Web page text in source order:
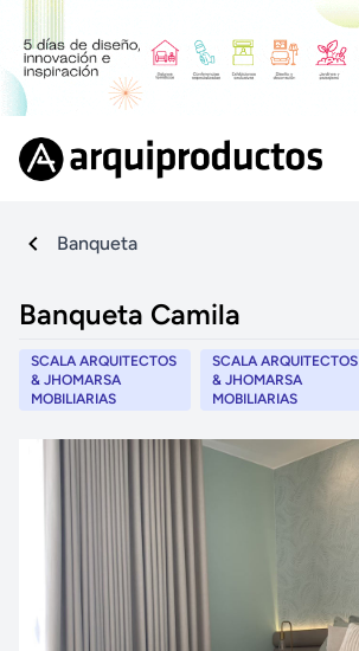
Banqueta
Banqueta Camila
SCALA ARQUITECTOS
& JHOMARSA
MOBILIARIAS
SCALA ARQUITECTOS
& JHOMARSA
MOBILIARIAS